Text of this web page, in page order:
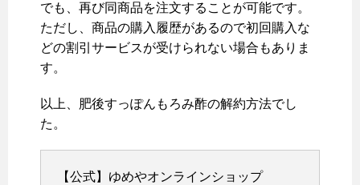
でも、再び同商品を注文することが可能です。
ただし、商品の購入履歴があるので初回購入な
どの割引サービスが受けられない場合もありま
す。
以上、肥後すっぽんもろみ酢の解約方法でし
た。
【公式】ゆめやオンラインショップ